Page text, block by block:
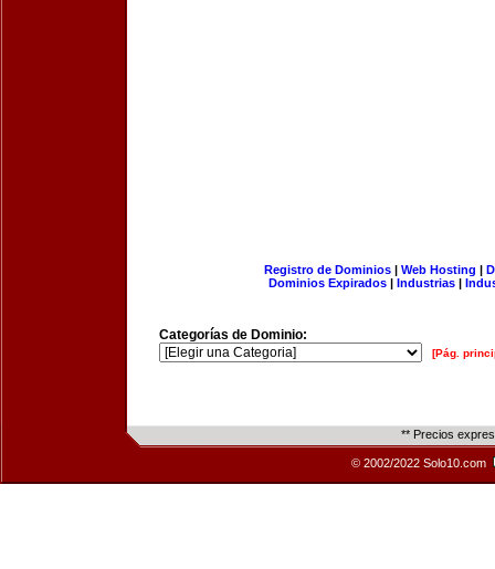
Registro de Dominios| Web Hosting |
Dominios Expirados | Industrias |
Categorías de Dominio:
[Pág.
** Precios
© 2002/2022 Solo10.com